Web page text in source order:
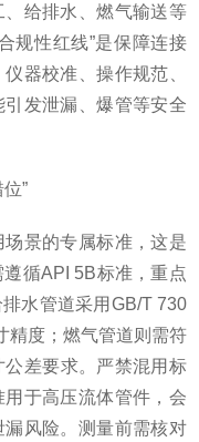
给排水、燃气输送等
规性红线”是保障连接
器校准、操作规范、
发泄漏、爆管等安全
”
景的专属标准，这是
循API 5B标准，重点
水管道采用GB/T 730
精度；燃气管道则需符
差要求。严禁混用标
于高压流体管件，会
风险。测量前需核对